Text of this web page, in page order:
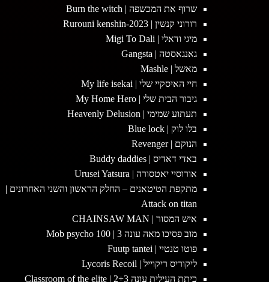
שרוף את המכשפה | Burn the witch
רורוני קנשין | 2023-Rurouni kenshin
מיגי ודאלי | Migi To Dali
גאנגאסטה | Gangsta
מאשל | Mashle
חיי האיסקיי שלי | My life isekai
גיבור הבית שלי | My Home Hero
תעתוע שמימי | Heavenly Delusion
בלו לוק | Blue lock
הנוקם | Revenger
באדי דאדיס | Buddy daddies
אורוסיי יאטסורה | Urusei Yatsura
מתקפת הטיטאנים – החלק הראשון והשני האחרונים |
Attack on titan
איש המסור | CHAINSAW MAN
מוב פסיכו מאה עונה 3 | Mob psycho 100
פוטו טנטיי | Fuutp tantei
ליקוריס ריקוייל | Lycoris Recoil
כיתת העילית עונה 2+3 | Classroom of the elite